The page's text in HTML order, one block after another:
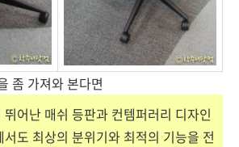
좀 가져와 본다면
어난 매쉬 등판과 컨템퍼러리 디자인
도 최상의 분위기와 최적의 기능을 전